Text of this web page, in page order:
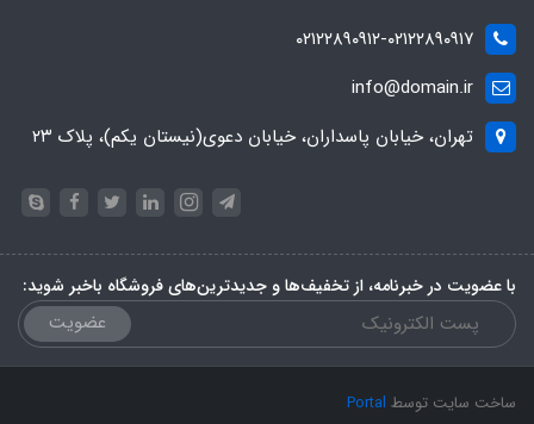
۰۲۱۲۲۸۹۰۹۱۲-۰۲۱۲۲۸۹۰۹۱۷
info@domain.ir
تهران، خیابان پاسداران، خیابان دعوی(نیستان یکم)، پلاک ۲۳
با عضویت در خبرنامه، از تخفیف‌ها و جدیدترین‌های فروشگاه باخبر شوید:
عضویت
ساخت سایت توسط Portal